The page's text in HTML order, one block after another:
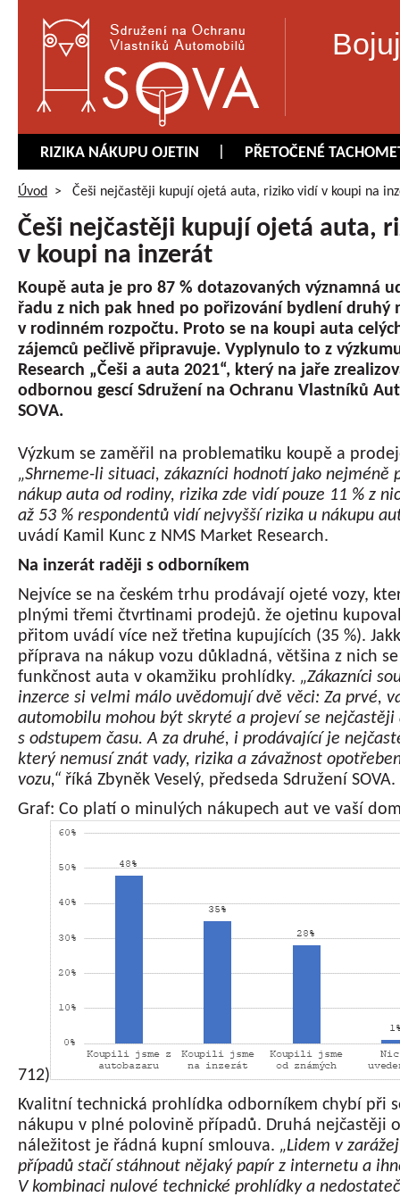
RIZIKA NÁKUPU OJETIN PŘETOČENÉ
Úvod > Češi nejčastěji kupují ojetá auta, riziko vidí v koupi na
Češi nejčastěji kupují ojetá auta,
v koupi na inzerát
Koupě auta je pro 87 % dotazovaných významná
řadu z nich pak hned po pořizování bydlení druhý
v rodinném rozpočtu. Proto se na koupi auta
zájemců pečlivě připravuje. Vyplynulo to z
Research „Češi a auta 2021“, který na jaře
odbornou gescí Sdružení na Ochranu Vlastníků
SOVA.
Výzkum se zaměřil na problematiku koupě a
„Shrneme-li situaci, zákazníci hodnotí jako nejméně
nákup auta od rodiny, rizika zde vidí pouze 11 % z
až 53 % respondentů vidí nejvyšší rizika u nákupu
uvádí Kamil Kunc z NMS Market Research.
Na inzerát raději s odborníkem
Nejvíce se na českém trhu prodávají ojeté vozy,
plnými třemi čtvrtinami prodejů. že ojetinu
přitom uvádí více než třetina kupujících (35 %).
příprava na nákup vozu důkladná, většina z nich
funkčnost auta v okamžiku prohlídky. „Zákazníci
inzerce si velmi málo uvědomují dvě věci: Za prvé,
automobilu mohou být skryté a projeví se nejčastěji
s odstupem času. A za druhé, i prodávající je
který nemusí znát vady, rizika a závažnost
vozu,“ říká Zbyněk Veselý, předseda Sdružení SOVA.
Graf: Co platí o minulých nákupech aut ve vaší
712)
Kvalitní technická prohlídka odborníkem chybí při
nákupu v plné polovině případů. Druhá nejčastěji
náležitost je řádná kupní smlouva. „Lidem v
případů stačí stáhnout nějaký papír z internetu a
V kombinaci nulové technické prohlídky a